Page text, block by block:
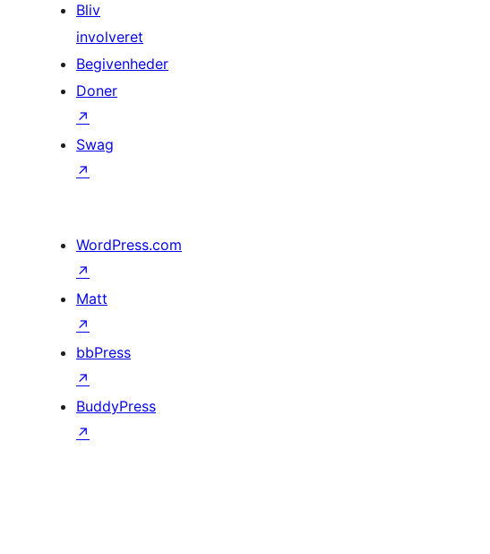
Bliv
involveret
Begivenheder
Doner
↗
Swag
↗
WordPress.com
↗
Matt
↗
bbPress
↗
BuddyPress
↗